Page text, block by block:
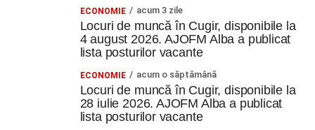
ECONOMIE acum 3 zile
Locuri de muncă în Cugir, disponibile la
4 august 2026. AJOFM Alba a publicat
lista posturilor vacante
ECONOMIE acum o săptămână
Locuri de muncă în Cugir, disponibile la
28 iulie 2026. AJOFM Alba a publicat
lista posturilor vacante